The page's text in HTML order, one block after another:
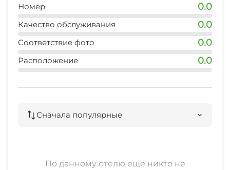
Номер 0.0
Качество обслуживания 0.0
Соответствие фото 0.0
Расположение 0.0
Сначала популярные
По данному отелю еще никто не